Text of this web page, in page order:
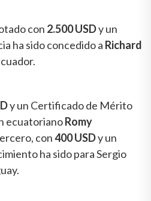
con 2.500 USDy un
ha sido concedido a Richard
y un Certificado de Mérito
ecuatorianoRomy
con400 USDy un
ha sido para Sergio